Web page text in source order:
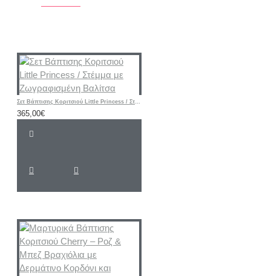
Σετ Βάπτισης Κοριτσιού Little Princess / Στέμμα με Ζωγραφισμένη Βαλίτσα
365,00€